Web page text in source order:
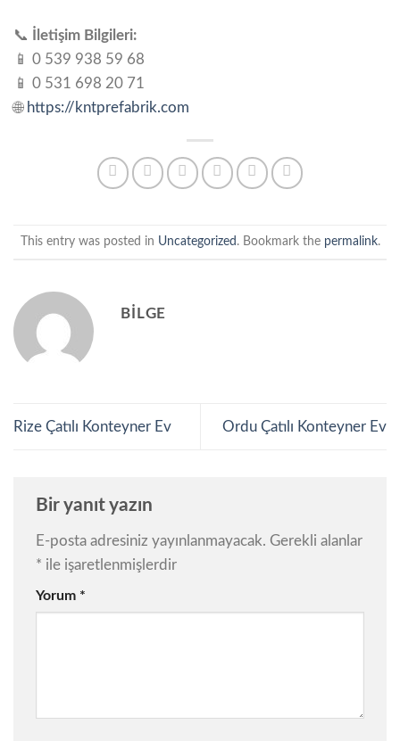
📞
İletişim Bilgileri:
📱 0 539 938 59 68
📱 0 531 698 20 71
🌐 https://kntprefabrik.com
This entry was posted in Uncategorized . Bookmark the permalink.
BILGE
Rize Çatılı Konteyner Ev Ordu Çatılı Konteyner Ev
Bir yanıt yazın
E-posta adresiniz yayınlanmayacak. Gerekli alanlar
* ile işaretlenmişlerdir
Yorum *